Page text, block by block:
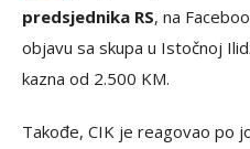
predsjednika RS, na
objavu sa skupa u Istočnoj
kazna od 2.500 KM.
Takođe, CIK je reagovao po